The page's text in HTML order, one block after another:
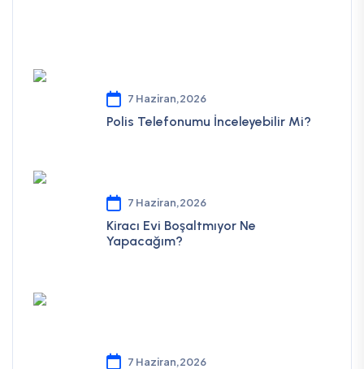
7 Haziran,2026
Polis Telefonumu İnceleyebilir Mi?
7 Haziran,2026
Kiracı Evi Boşaltmıyor Ne
Yapacağım?
7 Haziran,2026